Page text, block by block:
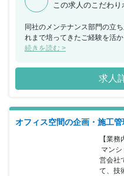
この求人のこだわり
同社のメンテナンス部門の立
れまで培ってきたご経験を活
躍出来る環境がございます。
14時間程度に抑えています。
は可視化されており、限られ
ことが可能です。 「住まいの
となって目指している業界内
続きを読む >
求人
オフィス空間の企画・施工
【業務
営会社
て、技